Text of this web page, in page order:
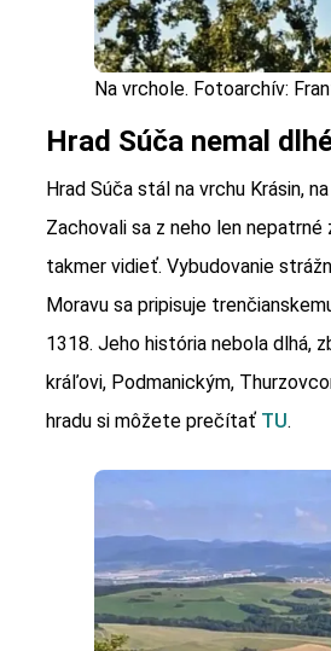
Na vrchole. Fotoarchív:
Hrad Súča nemal
Hrad Súča stál na vrchu Krásin,
Zachovali sa z neho len
takmer vidieť. Vybudovanie
Moravu sa pripisuje
1318. Jeho história nebola dlhá,
kráľovi, Podmanickým,
hradu si môžete prečítať TU.